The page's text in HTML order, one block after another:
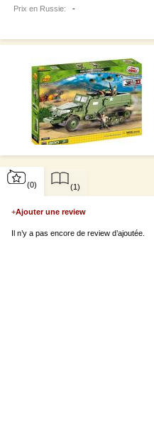
Prix en Russie:
-
(0)
+Ajouter une review
Il n’y a pas encore de review d’ajoutée.
(1)